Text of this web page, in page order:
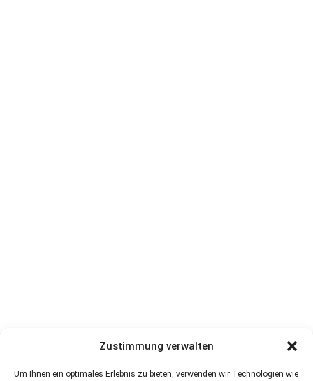
Zustimmung verwalten
Um Ihnen ein optimales Erlebnis zu bieten, verwenden wir Technologien wie